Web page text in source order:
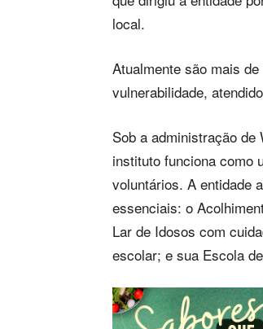
local.
Atualmente são mais
vulnerabilidade,
Sob a administração
instituto funciona como
voluntários. A entidade
essenciais: o
Lar de Idosos com
escolar; e sua Escola